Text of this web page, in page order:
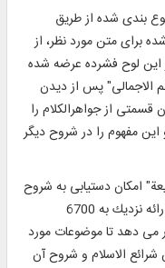
بندى شده از طريق
براى متن مورد نظر، از
اين لوح فشرده عرضه شده
الاجمالى" پس از ديدن
قسمتى از جواهرالكلام را
مفهوم را در شروح ديگر
امكان دستيابى به شروح
و حواشى از طريق موضوعات متن است و با ارائه نزديك به 6700
مى‏ دهد تا موضوعات مورد
شرائع الاسلام و شروح آن